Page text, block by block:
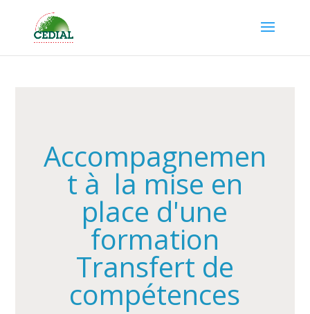
Accompagnemen
t à la mise en
place d'une
formation
Transfert de
compétences